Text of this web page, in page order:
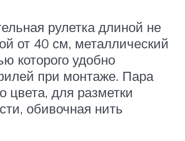
рулетка длиной не
от 40 см, металлический
которого удобно
при монтаже. Пара
цвета, для разметки
обивочная нить